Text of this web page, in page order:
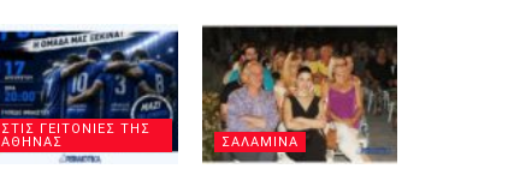
ΣΤΙΣ ΓΕΙΤΟΝΙΕΣ ΤΗΣ
ΑΘΗΝΑΣ
ΣΑΛΑΜΙΝΑ